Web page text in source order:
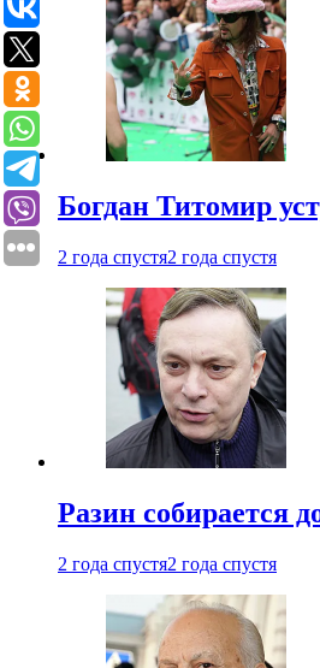
Богдан Титомир
2 года спустя2 года спустя
Разин собирается
2 года спустя2 года спустя